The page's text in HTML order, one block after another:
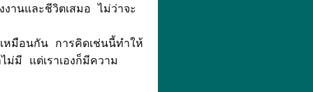
านและชีวิตเสมอ ไม่ว่าจะ
หมือนกัน การคิดเช่นนี้ทำให้
ม่มี แต่เราเองก็มีความ